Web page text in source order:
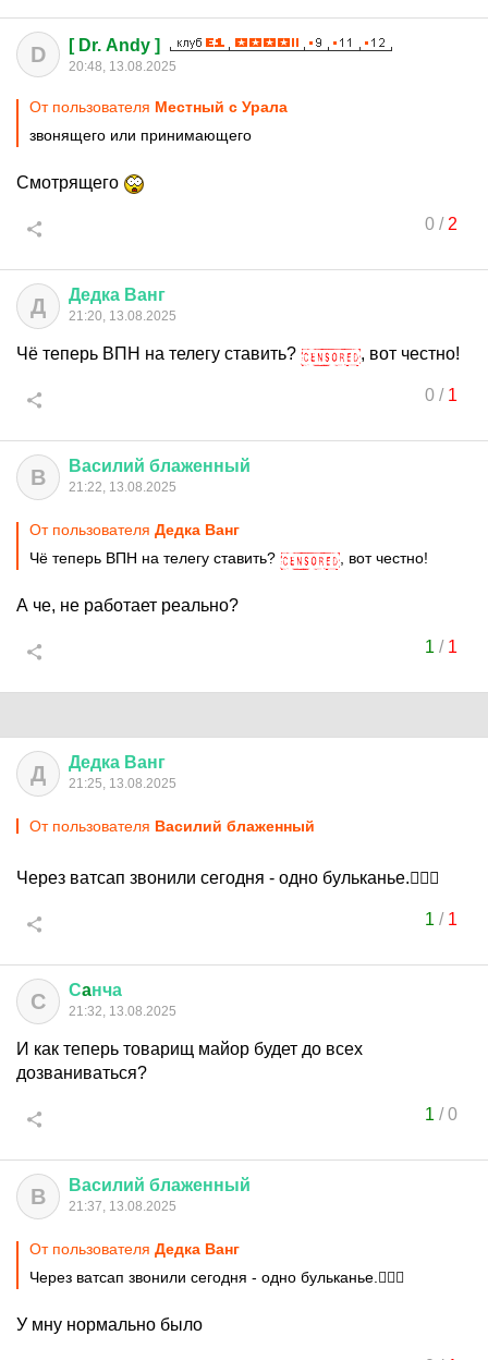
D [ Dr. Andy ]
20:48, 13.08.2025
От пользователя Местный с Урала
звонящего или принимающего
Смотрящего
0/ 2
Д Дедка Ванг
21:20, 13.08.2025
Чё теперь ВПН на телегу ставить? , вот честно!
0/ 1
В Василий блаженный
21:22, 13.08.2025
От пользователя Дедка Ванг
Чё теперь ВПН на телегу ставить?
, вот честно!
А че, не работает реально?
1 / 1
Д Дедка Ванг
21:25, 13.08.2025
От пользователя Василий блаженный
Через ватсап звонили сегодня - одно бульканье.🤷🏻‍♂️
1 / 1
С Сaнча
21:32, 13.08.2025
И как теперь товарищ майор будет до всех
дозваниваться?
1 /0
В Василий блаженный
21:37, 13.08.2025
От пользователя Дедка Ванг
Через ватсап звонили сегодня - одно бульканье.🤷🏻‍♂️
У мну нормально было